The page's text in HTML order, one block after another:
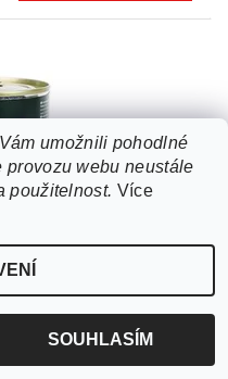
KONZ. 400G
umožnili pohodlné
webu neustále
použitelnost. Více
SOUHLASÍM